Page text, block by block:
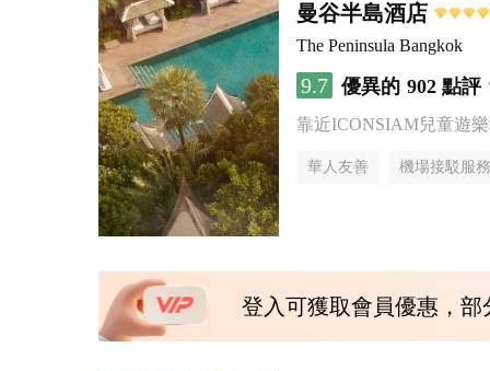
曼谷半島酒店
The Peninsula Bangkok
9.7 優異的 902 點評
靠近ICONSIAM兒童遊
華人友善 機場接駁服務
登入可獲取會員優惠，